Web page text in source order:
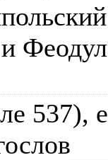
537),